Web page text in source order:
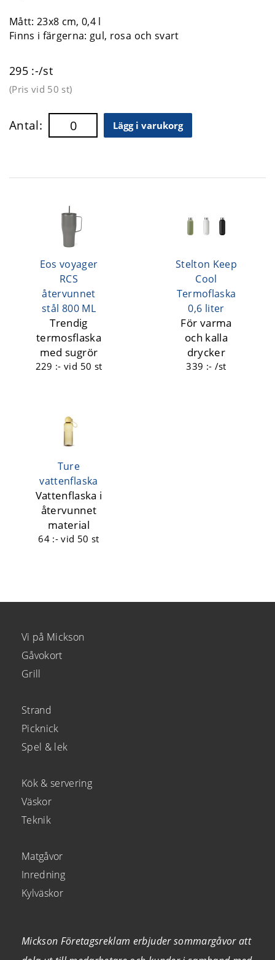
Mått: 23x8 cm, 0,4 l
Finns i färgerna: gul, rosa och svart
295 :-/st
(Pris vid 50 st)
Antal: Lägg i varukorg
Eos voyager
RCS
återvunnet
stål 800 ML
Trendig
termosflaska
med sugrör
229 :-vid 50 st
Stelton Keep
Cool
Termoflaska
0,6 liter
För varma
och kalla
drycker
339 :- /st
Ture
vattenflaska
Vattenflaska i
återvunnet
material
64 :-vid 50 st
Vi på Mickson
Gåvokort
Grill
Strand
Picknick
Spel & lek
Kök & servering
Väskor
Teknik
Matgåvor
Inredning
Kylväskor
Mickson Företagsreklam erbjuder sommargåvor att